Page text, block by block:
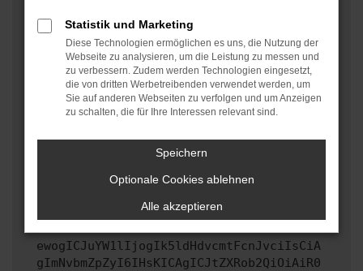
Betriebssystem auf dem neuesten Stand sind.
Veraltete Software birgt nicht nur ein
Sicherheitsrisiko, sondern kann auch dazu führen,
dass bestimmte Funktionen nicht mehr unterstützt
werden.
Wende dich an den Webseitenbetreiber.
Wenn du alle oben genannten Schritte versucht hast,
kontaktiere uns bitte. Wir werden versuchen, das
Problem zu beheben. Du kannst uns diesen Text
schicken, um uns bei der Fehlersuche zu
ewogICJuYW1lIjogIk5ldHdvcmtFcnJvciIsCiA
gImNvbmZpZyI6IHsKICAgICJtZXRob2QiOiAiR0
Statistik und Marketing
Diese Technologien ermöglichen es uns, die Nutzung der
Webseite zu analysieren, um die Leistung zu messen und
zu verbessern. Zudem werden Technologien eingesetzt,
die von dritten Werbetreibenden verwendet werden, um
Sie auf anderen Webseiten zu verfolgen und um Anzeigen
zu schalten, die für Ihre Interessen relevant sind.
Speichern
Optionale Cookies ablehnen
Alle akzeptieren